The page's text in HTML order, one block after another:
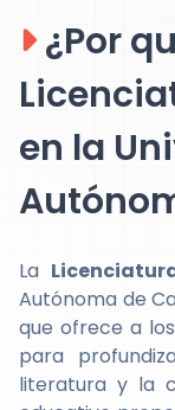
¿Por
en la
La
Autónoma de
que ofrece a
para
literatura y la